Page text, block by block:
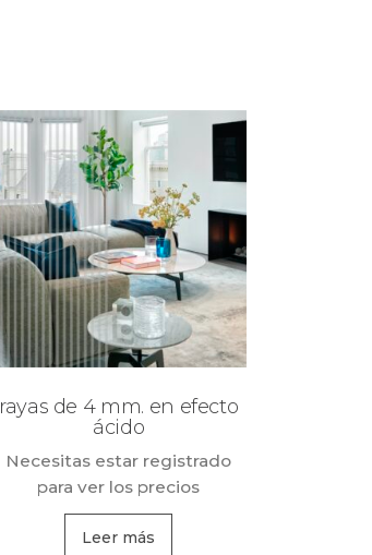
rayas de 4 mm. en efecto
ácido
Necesitas estar registrado
para ver los precios
Leer más